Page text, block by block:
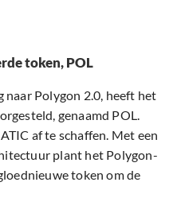
token, POL
naar Polygon 2.0, heeft het
genaamd POL.
af te schaffen. Met een
plant het Polygon-
token om de